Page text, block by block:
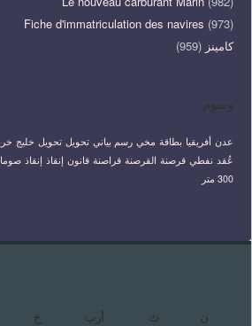
Fiche d'immatriculation des navires (973)
كامينز (959)
وسوم
عدن أفريقيا بطاقة مخي رسم بياني تحويل تحويل خليج
عُقد نفطي قرصنة القرصنة قراصنة قانون إنقاذ إنقاذ
300 متر
ن
ث أرب خ